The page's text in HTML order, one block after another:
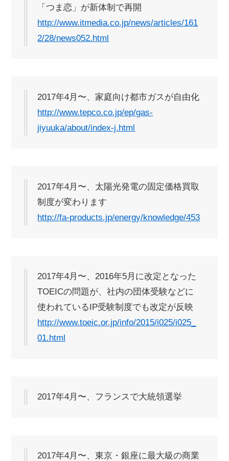
「つま恋」が新体制で再開
http://www.itmedia.co.jp/news/articles/161
2/28/news052.html
2017年4月〜、家庭向け都市ガスが自由化
http://www.tepco.co.jp/ep/gas-
jiyuuka/about/index-j.html
2017年4月〜、太陽光発電の固定価格買取
制度が変わります
http://fa-products.jp/energy/knowledge/453
2017年4月〜、2016年5月に改定となった
TOEICの問題が、社内の団体受験などに
使われているIP受験制度でも改定が反映
http://www.toeic.or.jp/info/2015/i025/i025_
01.html
2017年4月〜、フランスで大統領選挙
2017年4月〜、東京・銀座に最大級の商業